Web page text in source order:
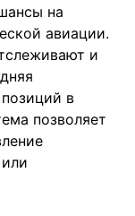
на
авиации.
и
в
позволяет